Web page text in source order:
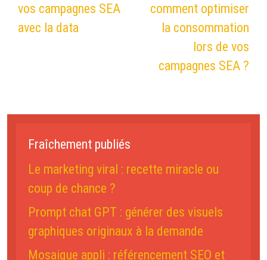
vos campagnes SEA
avec la data
comment optimiser
la consommation
lors de vos
campagnes SEA ?
Fraîchement publiés
Le marketing viral : recette miracle ou
coup de chance ?
Prompt chat GPT : générer des visuels
graphiques originaux à la demande
Mosaique appli : référencement SEO et